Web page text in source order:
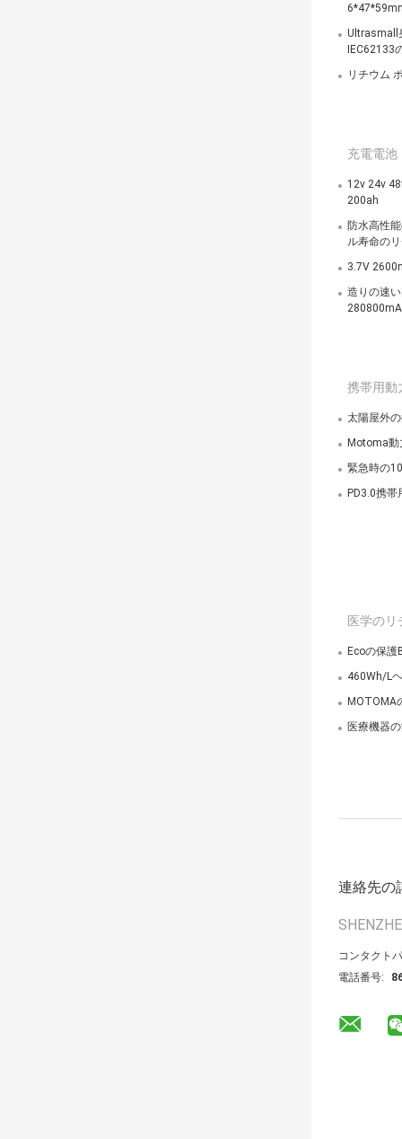
Ultrasmall
IEC62133
リチウム
充電電池
12v 24v
200ah
防水高性
ル寿命の
3.7V
造りの速
携帯用動
太陽屋外
Motoma動
緊急時の
PD3.0携
医学のリ
Ecoの保
460Wh/L
MOTOMA
医療機器
連絡先の
コンタクト
電話番号: